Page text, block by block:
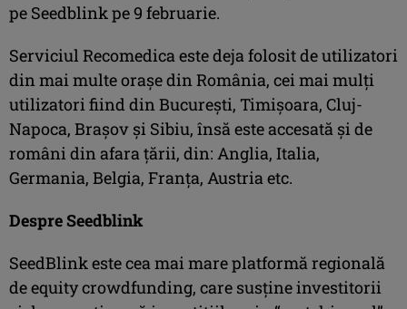
pe Seedblink pe 9 februarie.
Serviciul Recomedica este deja folosit de utilizatori
din mai multe orașe din România, cei mai mulți
utilizatori fiind din București, Timișoara, Cluj-
Napoca, Brașov și Sibiu, însă este accesată și de
români din afara țării, din: Anglia, Italia,
Germania, Belgia, Franța, Austria etc.
Despre Seedblink
SeedBlink este cea mai mare platformă regională
de equity crowdfunding, care susține investitorii